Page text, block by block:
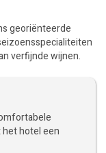
georiënteerde
verfijnde wijnen.
hotel een